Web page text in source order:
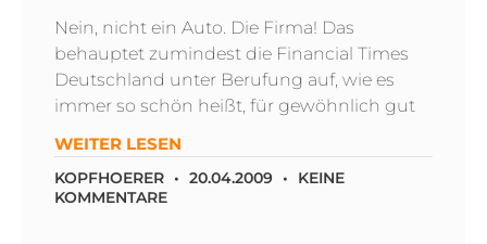
Nein, nicht ein Auto. Die Firma! Das
behauptet zumindest die Financial Times
Deutschland unter Berufung auf, wie es
immer so schön heißt, für gewöhnlich gut
WEITER LESEN
KOPFHOERER 20.04.2009
KEINE
KOMMENTARE